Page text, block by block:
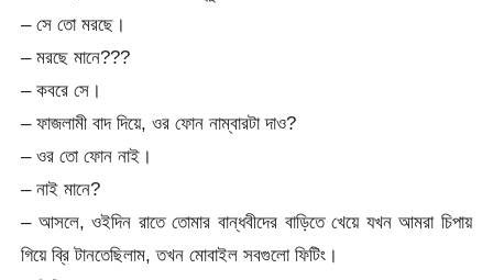
– সে তো মরছে।
– মরছে মানে???
– কবরে সে।
– ফাজলামী বাদ দিয়ে, ওর ফোন নাম্বারটা দাও?
– ওর তো ফোন নাই।
– নাই মানে?
– আসলে, ওইদিন রাতে তোমার বান্ধবীদের বাড়িতে খেয়ে যখন আমরা চিপায়
গিয়ে ব্রি টানতেছিলাম, তখন মোবাইল সবগুলো ফিটিং।